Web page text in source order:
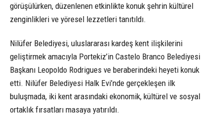
görüşülürken, düzenlenen etkinlikte konuk şehrin kültürel
zenginlikleri ve yöresel lezzetleri tanıtıldı.
Nilüfer Belediyesi, uluslararası kardeş kent ilişkilerini
geliştirmek amacıyla Portekiz’in Castelo Branco Belediyesi
Başkanı Leopoldo Rodrigues ve beraberindeki heyeti konuk
etti. Nilüfer Belediyesi Halk Evi’nde gerçekleşen ilk
buluşmada, iki kent arasındaki ekonomik, kültürel ve sosyal
ortaklık fırsatları masaya yatırıldı.